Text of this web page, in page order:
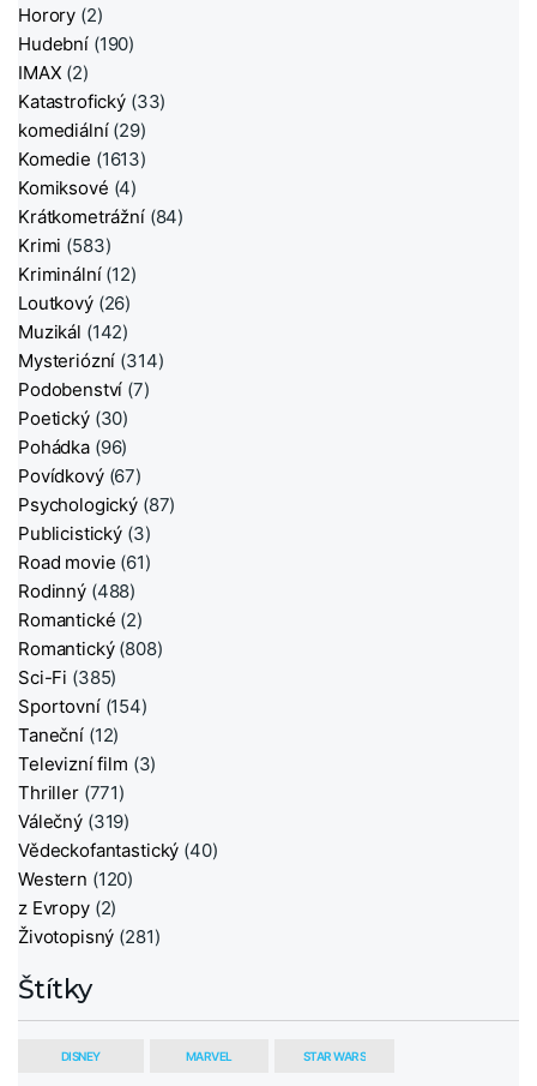
Horory (2)
Hudební (190)
IMAX (2)
Katastrofický (33)
komediální (29)
Komedie (1613)
Komiksové (4)
Krátkometrážní (84)
Krimi (583)
Kriminální (12)
Loutkový (26)
Muzikál (142)
Mysteriózní (314)
Podobenství (7)
Poetický (30)
Pohádka (96)
Povídkový (67)
Psychologický (87)
Publicistický (3)
Road movie (61)
Rodinný (488)
Romantické (2)
Romantický (808)
Sci-Fi (385)
Sportovní (154)
Taneční (12)
Televizní film (3)
Thriller (771)
Válečný (319)
Vědeckofantastický (40)
Western (120)
z Evropy (2)
Životopisný (281)
Štítky
DISNEY MARVEL STAR WARS